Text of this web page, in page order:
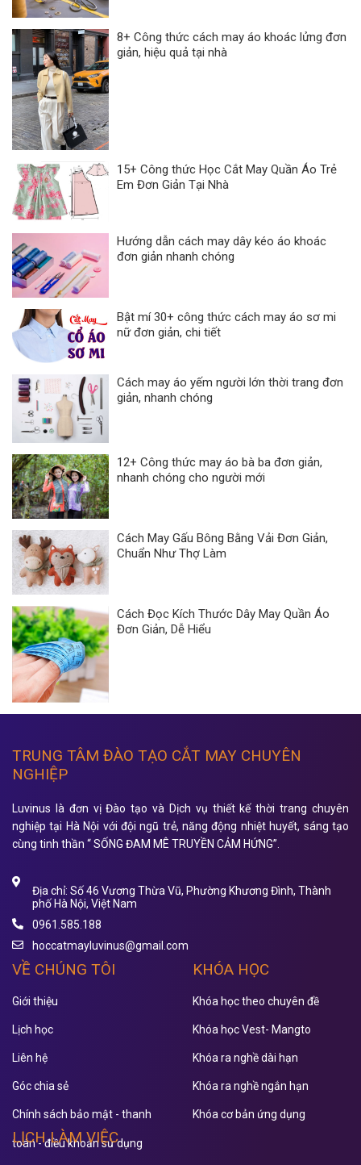
8+ Công thức cách may áo khoác lửng đơn
giản, hiệu quả tại nhà
15+ Công thức Học Cắt May Quần Áo Trẻ
Em Đơn Giản Tại Nhà
Hướng dẫn cách may dây kéo áo khoác
đơn giản nhanh chóng
Bật mí 30+ công thức cách may áo sơ mi
nữ đơn giản, chi tiết
Cách may áo yếm người lớn thời trang đơn
giản, nhanh chóng
12+ Công thức may áo bà ba đơn giản,
nhanh chóng cho người mới
Cách May Gấu Bông Bằng Vải Đơn Giản,
Chuẩn Như Thợ Làm
Cách Đọc Kích Thước Dây May Quần Áo
Đơn Giản, Dễ Hiểu
TRUNG TÂM ĐÀO TẠO CẮT MAY CHUYÊN
NGHIỆP
Luvinus là đơn vị Đào tạo và Dịch vụ thiết kế thời trang chuyên
nghiệp tại Hà Nội với đội ngũ trẻ, năng động nhiệt huyết, sáng tạo
cùng tinh thần “ SỐNG ĐAM MÊ TRUYỀN CẢM HỨNG”.
Địa chỉ: Số 46 Vương Thừa Vũ, Phường Khương Đình, Thành
phố Hà Nội, Việt Nam
0961.585.188
hoccatmayluvinus@gmail.com
VỀ CHÚNG TÔI
Giới thiệu
Lịch học
Liên hệ
Góc chia sẻ
Chính sách bảo mật - thanh
toán - điều khoản sử dụng
KHÓA HỌC
Khóa học theo chuyên đề
Khóa học Vest- Mangto
Khóa ra nghề dài hạn
Khóa ra nghề ngắn hạn
Khóa cơ bản ứng dụng
LỊCH LÀM VIỆC